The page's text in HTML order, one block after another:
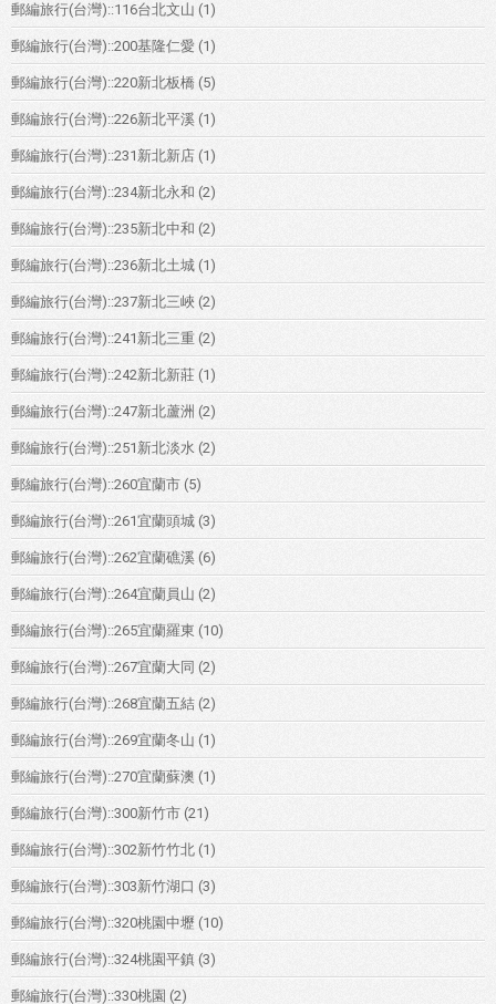
郵編旅行(台灣)::116台北文山 (1)
郵編旅行(台灣)::200基隆仁愛 (1)
郵編旅行(台灣)::220新北板橋 (5)
郵編旅行(台灣)::226新北平溪 (1)
郵編旅行(台灣)::231新北新店 (1)
郵編旅行(台灣)::234新北永和 (2)
郵編旅行(台灣)::235新北中和 (2)
郵編旅行(台灣)::236新北土城 (1)
郵編旅行(台灣)::237新北三峽 (2)
郵編旅行(台灣)::241新北三重 (2)
郵編旅行(台灣)::242新北新莊 (1)
郵編旅行(台灣)::247新北蘆洲 (2)
郵編旅行(台灣)::251新北淡水 (2)
郵編旅行(台灣)::260宜蘭市 (5)
郵編旅行(台灣)::261宜蘭頭城 (3)
郵編旅行(台灣)::262宜蘭礁溪 (6)
郵編旅行(台灣)::264宜蘭員山 (2)
郵編旅行(台灣)::265宜蘭羅東 (10)
郵編旅行(台灣)::267宜蘭大同 (2)
郵編旅行(台灣)::268宜蘭五結 (2)
郵編旅行(台灣)::269宜蘭冬山 (1)
郵編旅行(台灣)::270宜蘭蘇澳 (1)
郵編旅行(台灣)::300新竹市 (21)
郵編旅行(台灣)::302新竹竹北 (1)
郵編旅行(台灣)::303新竹湖口 (3)
郵編旅行(台灣)::320桃園中壢 (10)
郵編旅行(台灣)::324桃園平鎮 (3)
郵編旅行(台灣)::330桃園 (2)